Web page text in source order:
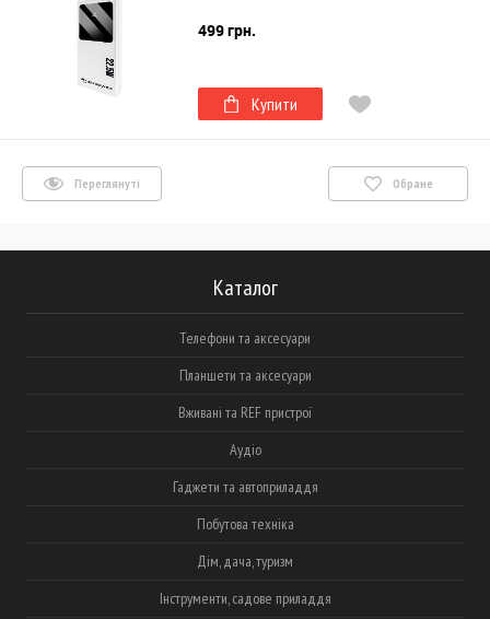
499 грн.
Купити
Переглянуті Обране
Каталог
Телефони та аксесуари
Планшети та аксесуари
Вживані та REF пристрої
Аудіо
Гаджети та автоприладдя
Побутова техніка
Дім, дача, туризм
Інструменти, садове приладдя